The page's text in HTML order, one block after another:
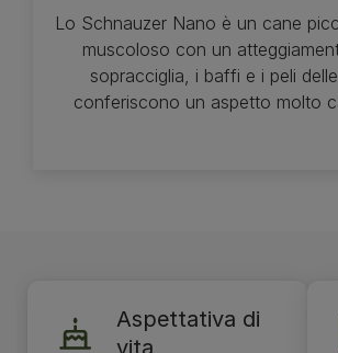
Lo Schnauzer Nano è un cane
muscoloso con un
sopracciglia, i baffi e i peli
conferiscono un aspetto molto
Aspettativa di